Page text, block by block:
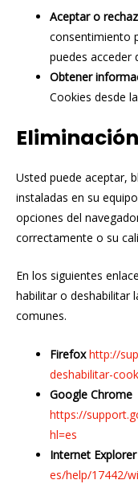
Aceptar o
consentimiento
puedes acceder
Obtener
Cookies desde
Usted puede aceptar,
instaladas en su
opciones del
correctamente o su
En los siguientes
habilitar o deshabilitar
comunes.
Firefox http://
deshabilitar-
Google Chrome
https://
hl=es
Internet Explorer
es/help/17442/